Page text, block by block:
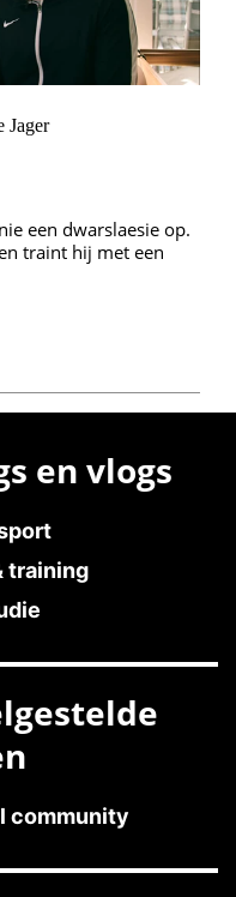
Jager
een dwarslaesie op.
traint hij met een
en vlogs
training
community